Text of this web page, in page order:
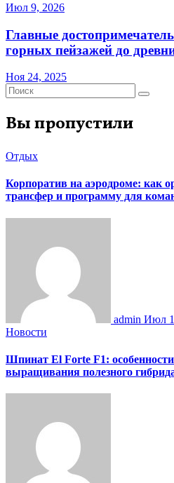
Июл 9, 2026
Главные
горных пейзажей до
Ноя 24, 2025
Вы пропустили
Отдых
Корпоратив на аэродроме: как
трансфер и программу для
admin Июл
Новости
Шпинат El Forte F1: особенности
выращивания полезного